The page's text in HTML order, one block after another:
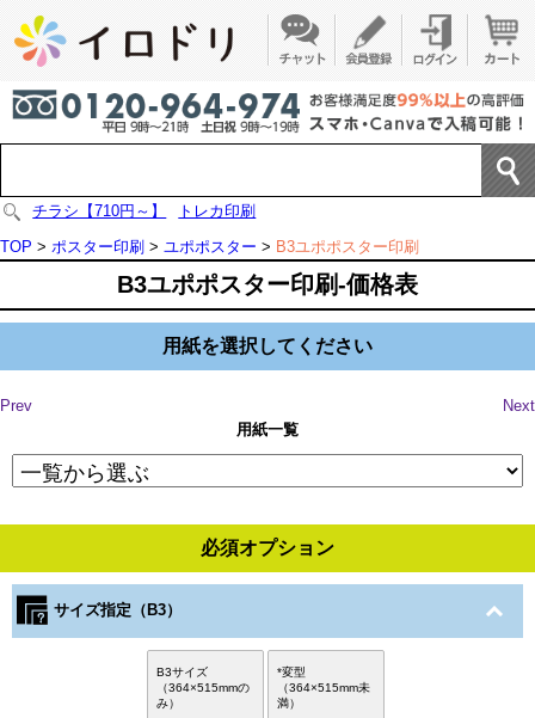
チラシ【710円～】
トレカ印刷
TOP > ポスター印刷 > ユポポスター > B3ユポポスター印刷
B3ユポポスター印刷-価格表
用紙を選択してください
Prev
Next
用紙一覧
必須オプション
サイズ指定（B3）
B3サイズ
（364×515mmの
み）
*変型
（364×515mm未
満）